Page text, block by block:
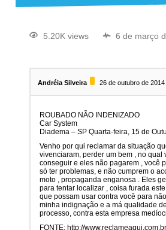
5.20K views 6 de março
Andréia Silveira 26 de outubro de 2014
ROUBADO NÃO INDENIZADO
Car System
Diadema – SP Quarta-feira, 15 de
Venho por qui reclamar da situação
vivenciaram, perder um bem , no qual
conseguir e eles não pagarem , você
só ter problemas, e não cumprem o
moto , propaganda enganosa . Eles
para tentar localizar , coisa furada
que possam usar contra você para
minha indignação e a má qualidade
processo, contra esta empresa
FONTE: http://